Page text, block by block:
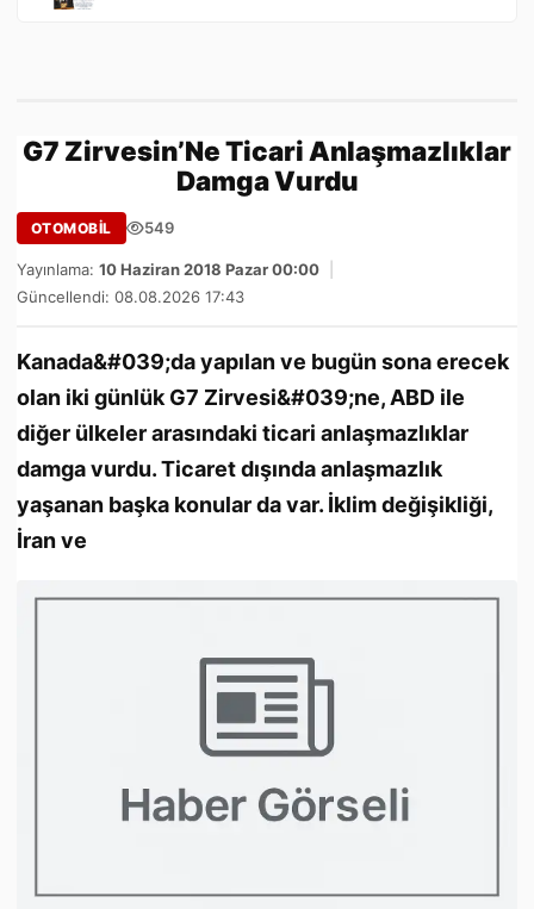
G7 Zirvesin’Ne Ticari Anlaşmazlıklar
Damga Vurdu
OTOMOBİL 549
Yayınlama: 10 Haziran 2018 Pazar 00:00
Güncellendi: 08.08.2026 17:43
Kanada&#039;da yapılan ve bugün sona erecek
olan iki günlük G7 Zirvesi&#039;ne, ABD ile
diğer ülkeler arasındaki ticari anlaşmazlıklar
damga vurdu. Ticaret dışında anlaşmazlık
yaşanan başka konular da var. İklim değişikliği,
İran ve